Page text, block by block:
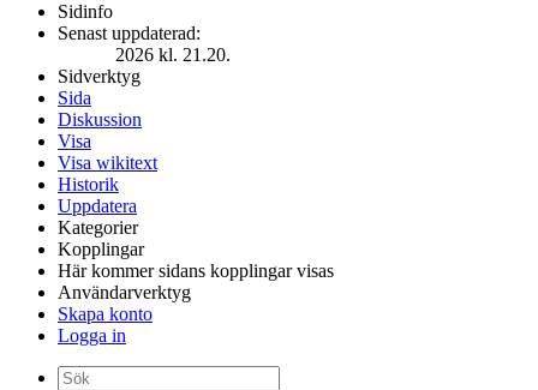
Sidinfo
Senast uppdaterad:
2026 kl. 21.20.
Sidverktyg
Sida
Diskussion
Visa
Visa wikitext
Historik
Uppdatera
Kategorier
Kopplingar
Här kommer sidans kopplingar visas
Användarverktyg
Skapa konto
Logga in